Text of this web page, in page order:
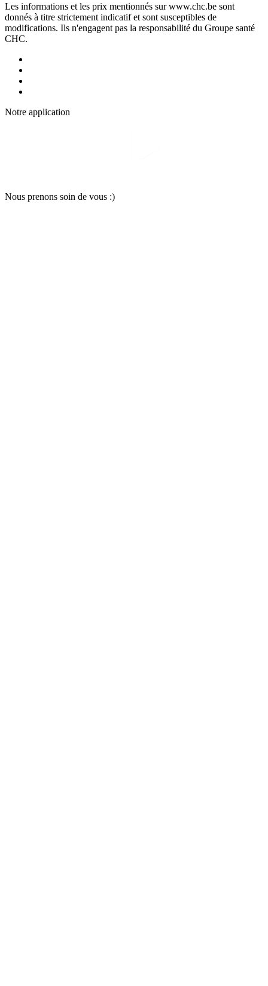
Les informations et les prix mentionnés sur www.chc.be sont
donnés à titre strictement indicatif et sont susceptibles de
modifications. Ils n'engagent pas la responsabilité du Groupe santé
CHC.
Notre application
Nous prenons soin de vous :)